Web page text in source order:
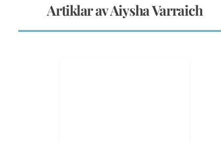
Artiklar av Aiysha Varraich